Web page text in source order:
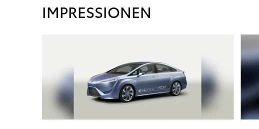
IMPRESSIONEN